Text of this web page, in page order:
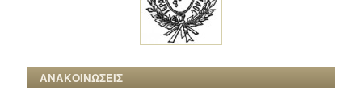
ΑΝΑΚΟΙΝΩΣΕΙΣ